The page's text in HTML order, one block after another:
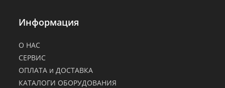
Информация
О НАС
СЕРВИС
ОПЛАТА и ДОСТАВКА
КАТАЛОГИ ОБОРУДОВАНИЯ